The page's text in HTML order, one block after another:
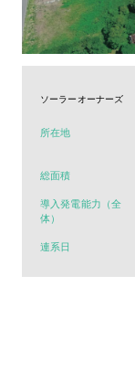
ソーラーオーナーズ
所在地
総面積
導入発電能力（全
体）
連系日